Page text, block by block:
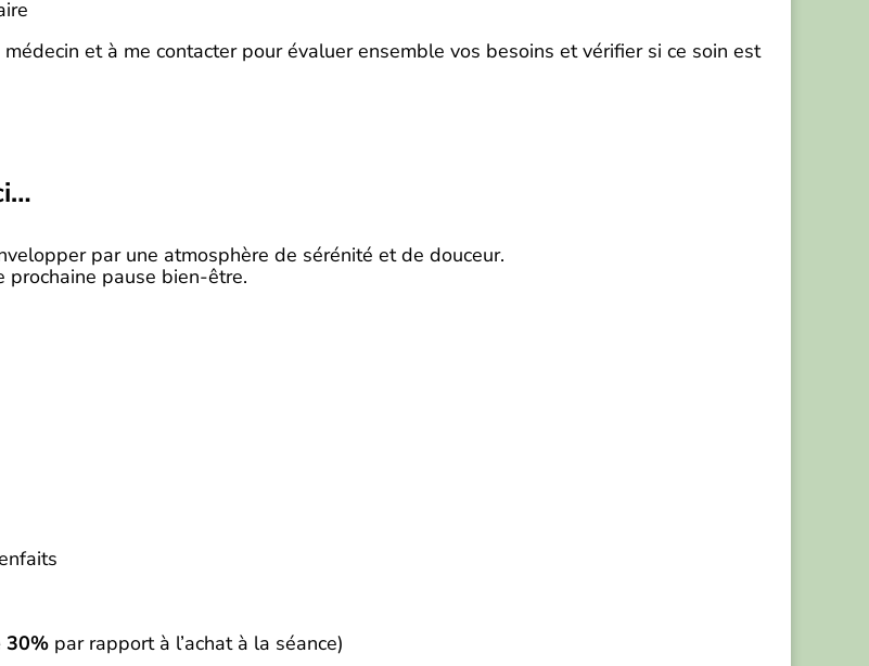
et à me contacter pour évaluer ensemble vos besoins et vérifier si ce soin est
par une atmosphère de sérénité et de douceur.
prochaine pause bien-être.
30% par rapport à l’achat à la séance)